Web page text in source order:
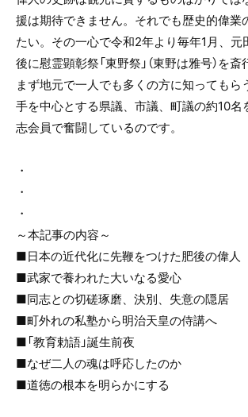
援は期待できません。それでも歴史的偉業
たい。その一心で令和2年より毎年1月、元
後に慰霊顕彰祭「東野祭」（東野は雅号）を斎
まず地元で一人でも多くの方に知ってもら
手を中心とする県議、市議、町議の約10
志会員で奮闘しているのです。
・
・
・
～本記事の内容～
■日本の近代化に先鞭をつけた肥後の偉人
■武家で養われた大いなる愛心
■同志との切磋琢磨、決別、失意の隠居
■町外れの私塾から明治天皇の侍講へ
■「教育勅語」誕生前夜
■なぜ二人の魂は呼応したのか
■道徳の根本を明らかにする